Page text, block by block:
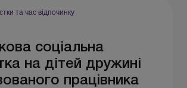
та час відпочинку
соціальна
на дітей дружині
працівника